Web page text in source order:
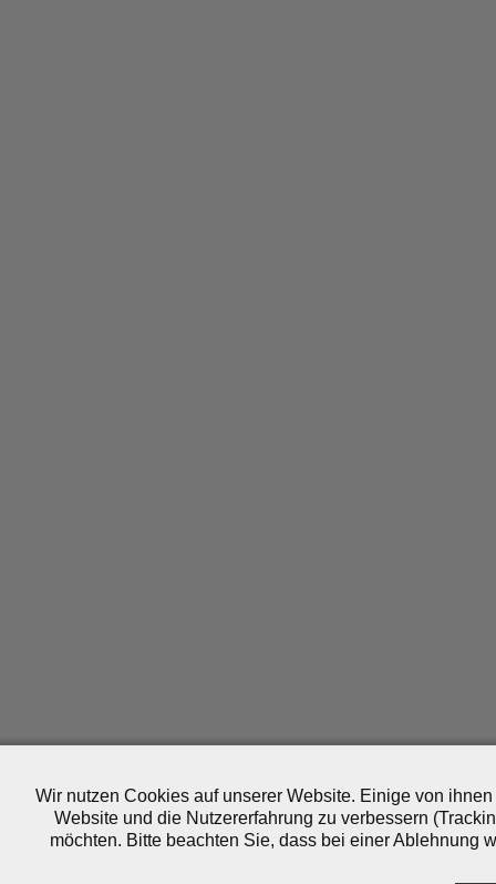
Wir nutzen Cookies auf unserer Website. Einige von
Website und die Nutzererfahrung zu verbessern
möchten. Bitte beachten Sie, dass bei einer Ablehnung